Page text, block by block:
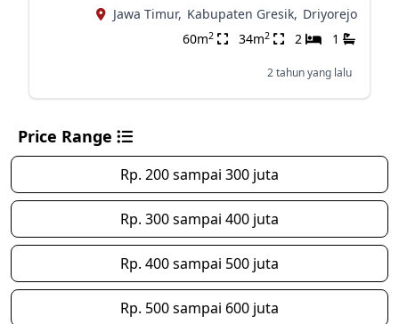
Jawa Timur, Kabupaten Gresik, Driyorejo
60m2 34m2 2 1
2 tahun yang lalu
Price Range
Rp. 200 sampai 300 juta
Rp. 300 sampai 400 juta
Rp. 400 sampai 500 juta
Rp. 500 sampai 600 juta